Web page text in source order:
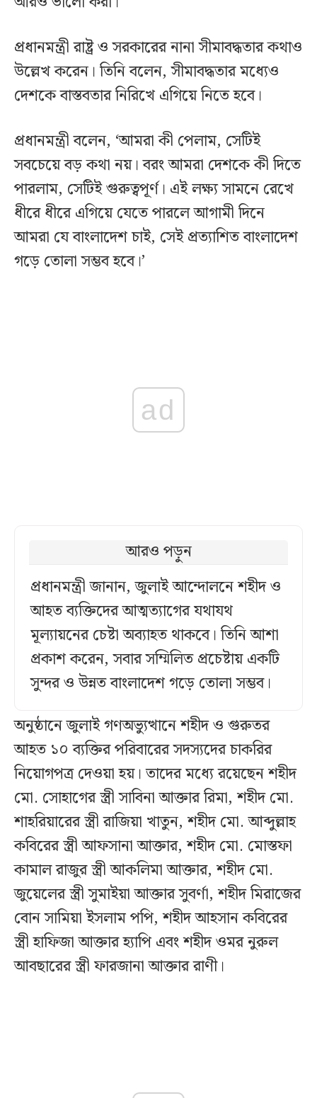
প্রধানমন্ত্রী রাষ্ট্র ও সরকারের নানা সীমাবদ্ধতার কথাও
উল্লেখ করেন। তিনি বলেন, সীমাবদ্ধতার মধ্যেও
দেশকে বাস্তবতার নিরিখে এগিয়ে নিতে হবে।
প্রধানমন্ত্রী বলেন, ‘আমরা কী পেলাম, সেটিই
সবচেয়ে বড় কথা নয়। বরং আমরা দেশকে কী দিতে
পারলাম, সেটিই গুরুত্বপূর্ণ। এই লক্ষ্য সামনে রেখে
ধীরে ধীরে এগিয়ে যেতে পারলে আগামী দিনে
আমরা যে বাংলাদেশ চাই, সেই প্রত্যাশিত বাংলাদেশ
গড়ে তোলা সম্ভব হবে।’
ad
আরও পড়ুন
প্রধানমন্ত্রী জানান, জুলাই আন্দোলনে শহীদ ও
আহত ব্যক্তিদের আত্মত্যাগের যথাযথ
মূল্যায়নের চেষ্টা অব্যাহত থাকবে। তিনি আশা
প্রকাশ করেন, সবার সম্মিলিত প্রচেষ্টায় একটি
সুন্দর ও উন্নত বাংলাদেশ গড়ে তোলা সম্ভব।
অনুষ্ঠানে জুলাই গণঅভ্যুত্থানে শহীদ ও গুরুতর
আহত ১০ ব্যক্তির পরিবারের সদস্যদের চাকরির
নিয়োগপত্র দেওয়া হয়। তাদের মধ্যে রয়েছেন শহীদ
মো. সোহাগের স্ত্রী সাবিনা আক্তার রিমা, শহীদ মো.
শাহরিয়ারের স্ত্রী রাজিয়া খাতুন, শহীদ মো. আব্দুল্লাহ
কবিরের স্ত্রী আফসানা আক্তার, শহীদ মো. মোস্তফা
কামাল রাজুর স্ত্রী আকলিমা আক্তার, শহীদ মো.
জুয়েলের স্ত্রী সুমাইয়া আক্তার সুবর্ণা, শহীদ মিরাজের
বোন সামিয়া ইসলাম পপি, শহীদ আহসান কবিরের
স্ত্রী হাফিজা আক্তার হ্যাপি এবং শহীদ ওমর নুরুল
আবছারের স্ত্রী ফারজানা আক্তার রাণী।